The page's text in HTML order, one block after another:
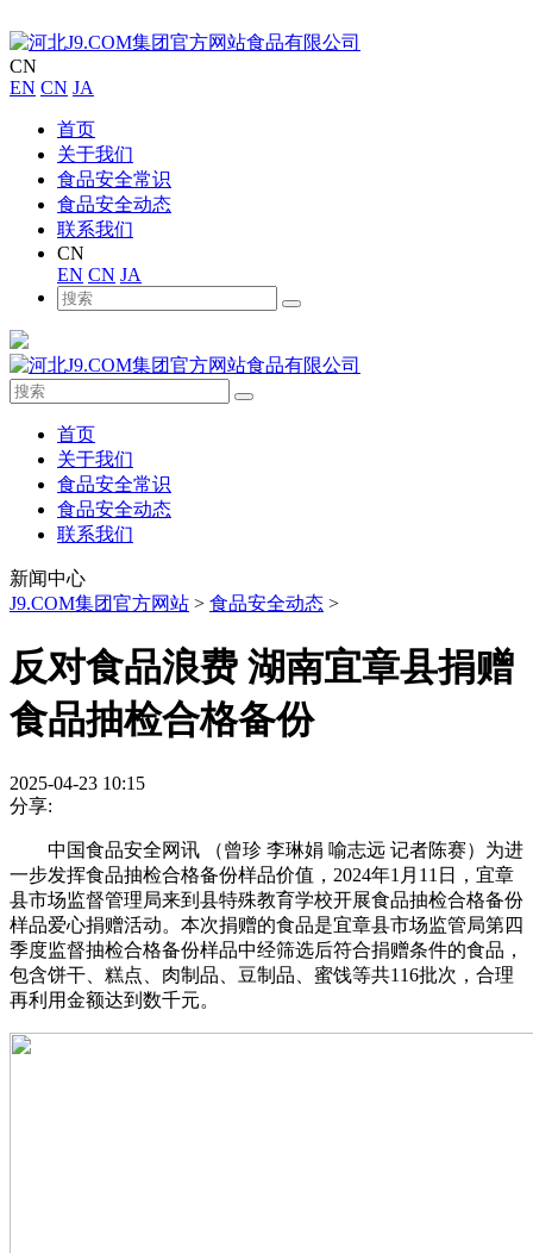
CN
EN CN JA
首页
关于我们
食品安全常识
食品安全动态
联系我们
CN
EN CN JA
首页
关于我们
食品安全常识
食品安全动态
联系我们
新闻中心
J9.COM集团官方网站 > 食品安全动态 >
反对食品浪费 湖南宜章县捐赠
食品抽检合格备份
2025-04-23 10:15
分享:
中国食品安全网讯 （曾珍 李琳娟 喻志远 记者陈赛）为进
一步发挥食品抽检合格备份样品价值，2024年1月11日，宜章
县市场监督管理局来到县特殊教育学校开展食品抽检合格备份
样品爱心捐赠活动。本次捐赠的食品是宜章县市场监管局第四
季度监督抽检合格备份样品中经筛选后符合捐赠条件的食品，
包含饼干、糕点、肉制品、豆制品、蜜饯等共116批次，合理
再利用金额达到数千元。